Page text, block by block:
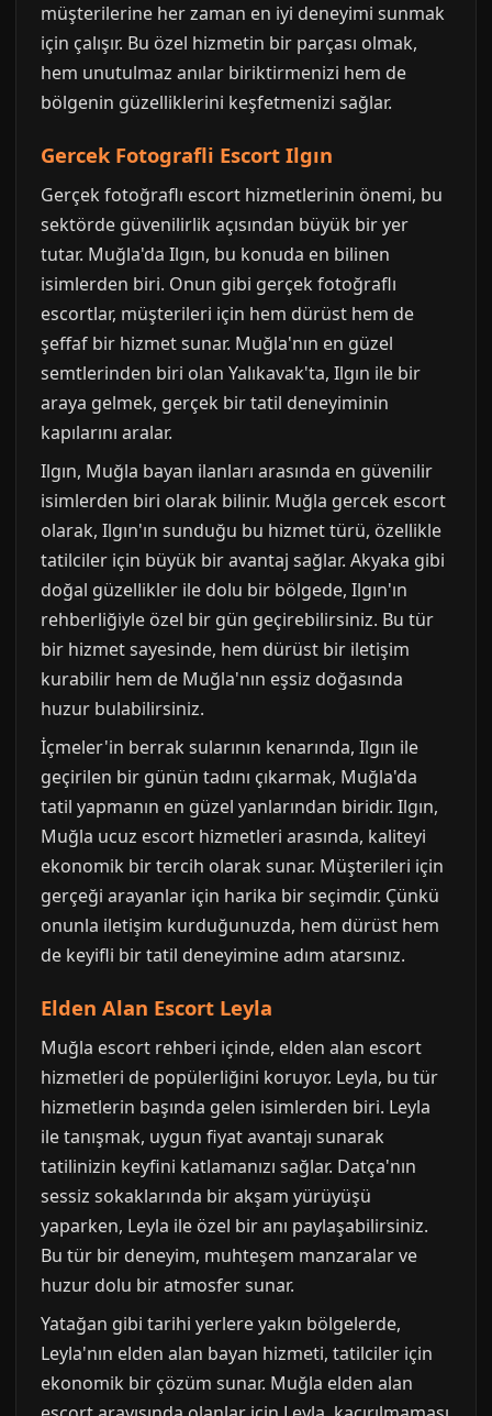
müşterilerine her zaman en iyi deneyimi sunmak
için çalışır. Bu özel hizmetin bir parçası olmak,
hem unutulmaz anılar biriktirmenizi hem de
bölgenin güzelliklerini keşfetmenizi sağlar.
Gercek Fotografli Escort Ilgın
Gerçek fotoğraflı escort hizmetlerinin önemi, bu
sektörde güvenilirlik açısından büyük bir yer
tutar. Muğla'da Ilgın, bu konuda en bilinen
isimlerden biri. Onun gibi gerçek fotoğraflı
escortlar, müşterileri için hem dürüst hem de
şeffaf bir hizmet sunar. Muğla'nın en güzel
semtlerinden biri olan Yalıkavak'ta, Ilgın ile bir
araya gelmek, gerçek bir tatil deneyiminin
kapılarını aralar.
Ilgın, Muğla bayan ilanları arasında en güvenilir
isimlerden biri olarak bilinir. Muğla gercek escort
olarak, Ilgın'ın sunduğu bu hizmet türü, özellikle
tatilciler için büyük bir avantaj sağlar. Akyaka gibi
doğal güzellikler ile dolu bir bölgede, Ilgın'ın
rehberliğiyle özel bir gün geçirebilirsiniz. Bu tür
bir hizmet sayesinde, hem dürüst bir iletişim
kurabilir hem de Muğla'nın eşsiz doğasında
huzur bulabilirsiniz.
İçmeler'in berrak sularının kenarında, Ilgın ile
geçirilen bir günün tadını çıkarmak, Muğla'da
tatil yapmanın en güzel yanlarından biridir. Ilgın,
Muğla ucuz escort hizmetleri arasında, kaliteyi
ekonomik bir tercih olarak sunar. Müşterileri için
gerçeği arayanlar için harika bir seçimdir. Çünkü
onunla iletişim kurduğunuzda, hem dürüst hem
de keyifli bir tatil deneyimine adım atarsınız.
Elden Alan Escort Leyla
Muğla escort rehberi içinde, elden alan escort
hizmetleri de popülerliğini koruyor. Leyla, bu tür
hizmetlerin başında gelen isimlerden biri. Leyla
ile tanışmak, uygun fiyat avantajı sunarak
tatilinizin keyfini katlamanızı sağlar. Datça'nın
sessiz sokaklarında bir akşam yürüyüşü
yaparken, Leyla ile özel bir anı paylaşabilirsiniz.
Bu tür bir deneyim, muhteşem manzaralar ve
huzur dolu bir atmosfer sunar.
Yatağan gibi tarihi yerlere yakın bölgelerde,
Leyla'nın elden alan bayan hizmeti, tatilciler için
ekonomik bir çözüm sunar. Muğla elden alan